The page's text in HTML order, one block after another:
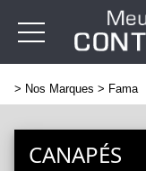
> Nos Marques > Fama
CANAPÉS